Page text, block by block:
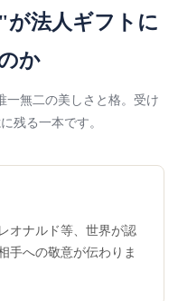
法人ギフトに
か
一無二の美しさと格。受け
残る一本です。
オナルド等、世界が認
手への敬意が伝わりま